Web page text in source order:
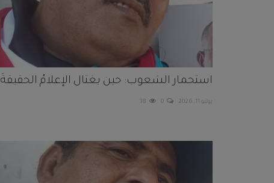
استحمار الشعوب: حين يغتال الإعلامُ الحقيقةَ
يوليو 11, 2026 0
18